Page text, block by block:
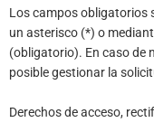
Los campos obligatorios
un asterisco (*) o
(obligatorio). En caso de
posible gestionar la
Derechos de acceso,